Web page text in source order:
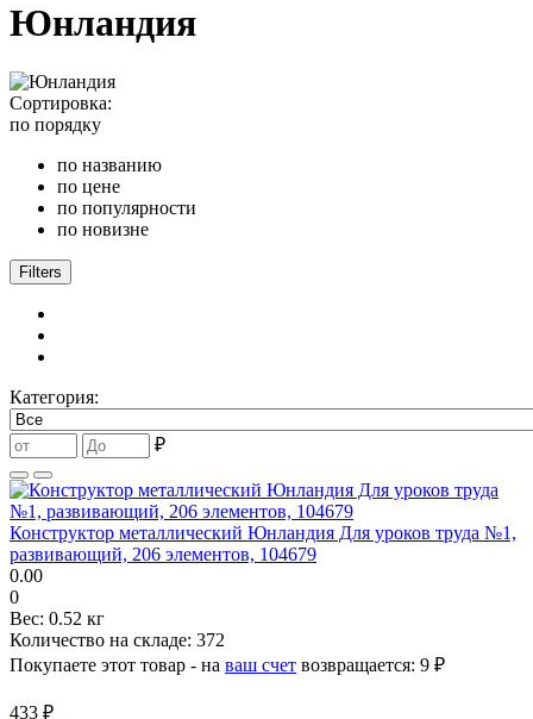
Юнландия
Сортировка:
по порядку
по названию
по цене
по популярности
по новизне
Filters
Категория:
₽
Конструктор металлический Юнландия Для уроков труда №1,
развивающий, 206 элементов, 104679
0.00
0
Вес: 0.52 кг
Количество на складе: 372
Покупаете этот товар - на ваш счет возвращается: 9 ₽
433 ₽